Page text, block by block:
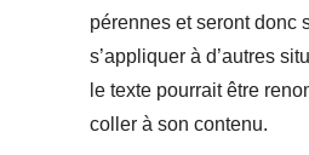
pérennes et seront donc
s’appliquer à d’autres
le texte pourrait être
coller à son contenu.